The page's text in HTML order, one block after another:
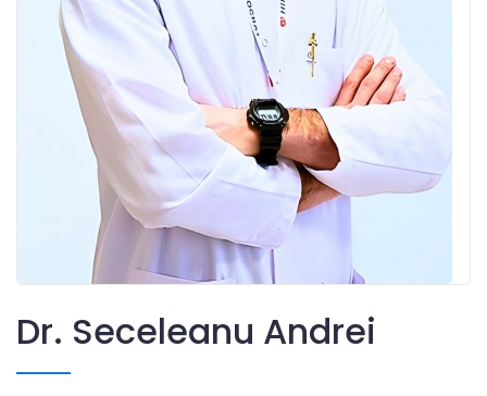
Dr. Seceleanu Andrei